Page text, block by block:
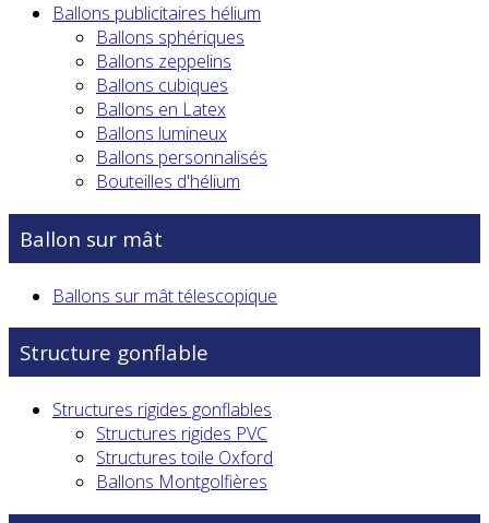
Ballons publicitaires hélium
Ballons sphériques
Ballons zeppelins
Ballons cubiques
Ballons en Latex
Ballons lumineux
Ballons personnalisés
Bouteilles d'hélium
Ballon sur mât
Ballons sur mât télescopique
Structure gonflable
Structures rigides gonflables
Structures rigides PVC
Structures toile Oxford
Ballons Montgolfières